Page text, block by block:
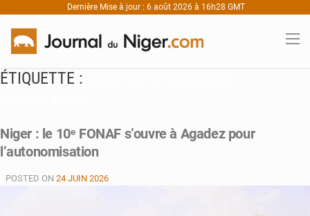
Dernière Mise à jour : 6 août 2026 à 16h28 GMT
ÉTIQUETTE :
Niger : le 10ᵉ FONAF s’ouvre à Agadez pour
l’autonomisation
POSTED ON 24 JUIN 2026